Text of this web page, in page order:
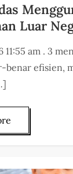
Luar
11:55 am . 3
benar efisien,